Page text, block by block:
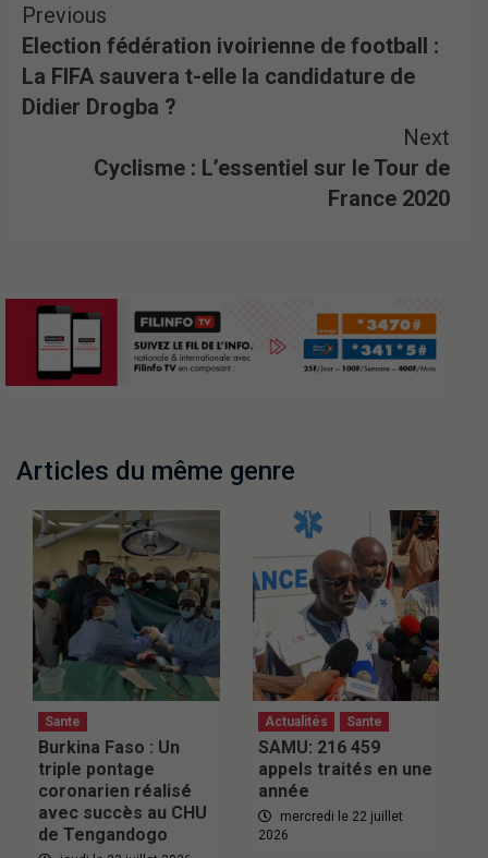
Previous
Election fédération ivoirienne de football :
La FIFA sauvera t-elle la candidature de
Didier Drogba ?
Next
Cyclisme : L’essentiel sur le Tour de
France 2020
Articles du même genre
Sante
Burkina Faso : Un
triple pontage
coronarien réalisé
avec succès au CHU
de Tengandogo
Actualités Sante
SAMU: 216 459
appels traités en une
année
mercredi le 22 juillet
2026